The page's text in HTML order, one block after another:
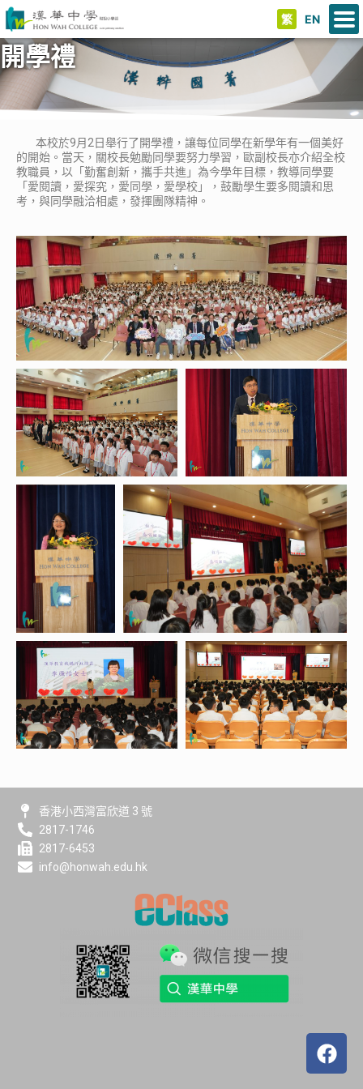
繁 EN
開學禮
本校於9月2日舉行了開學禮，讓每位同學在新學年有一個美好
的開始。當天，關校長勉勵同學要努力學習，歐副校長亦介紹全校
教職員，以「勤奮創新，攜手共進」為今學年目標，教導同學要
「愛閱讀，愛探究，愛同學，愛學校」，鼓勵學生要多閱讀和思
考，與同學融洽相處，發揮團隊精神。
香港小西灣富欣道 3 號
2817-1746
2817-6453
info@honwah.edu.hk